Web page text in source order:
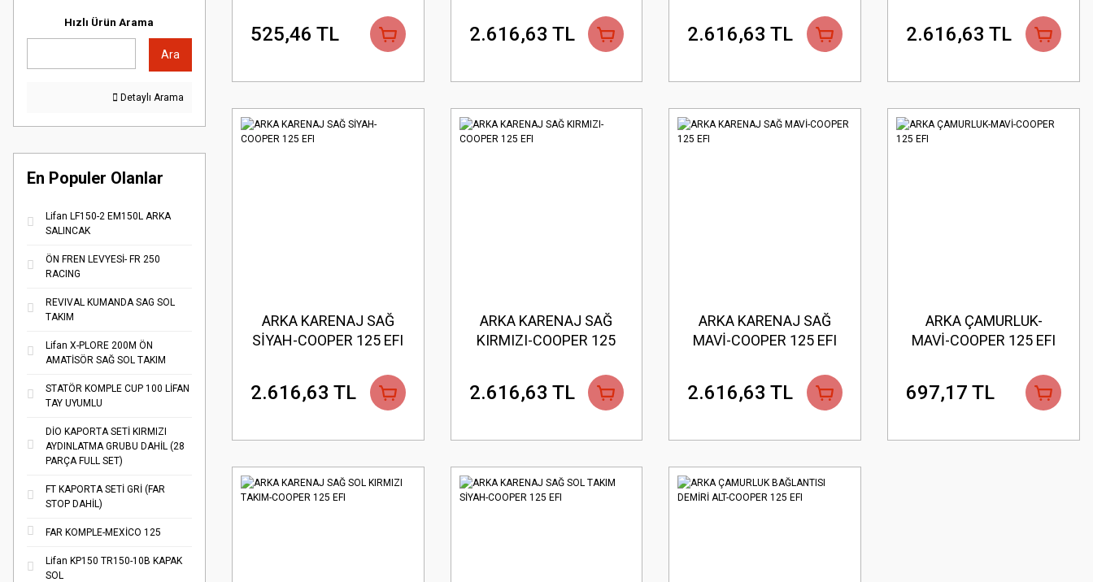
Hızlı Ürün Arama
Ara
Detaylı Arama
En Populer Olanlar
Lifan LF150-2 EM150L ARKA
SALINCAK
ÖN FREN LEVYESİ- FR 250
RACING
REVIVAL KUMANDA SAG SOL
TAKIM
Lifan X-PLORE 200M ÖN
AMATİSÖR SAĞ SOL TAKIM
STATÖR KOMPLE CUP 100 LİFAN
TAY UYUMLU
DİO KAPORTA SETİ KIRMIZI
AYDINLATMA GRUBU DAHİL (28
PARÇA FULL SET)
FT KAPORTA SETİ GRİ (FAR
STOP DAHİL)
FAR KOMPLE-MEXİCO 125
Lifan KP150 TR150-10B KAPAK
SOL
525,46 TL 2.616,63 TL 2.616,63 TL 2.616,63 TL
ARKA KARENAJ SAĞ
SİYAH-COOPER 125 EFI
2.616,63 TL
ARKA KARENAJ SAĞ
KIRMIZI-COOPER 125
2.616,63 TL
ARKA KARENAJ SAĞ
MAVİ-COOPER 125 EFI
2.616,63 TL
ARKA ÇAMURLUK-
MAVİ-COOPER 125 EFI
697,17 TL